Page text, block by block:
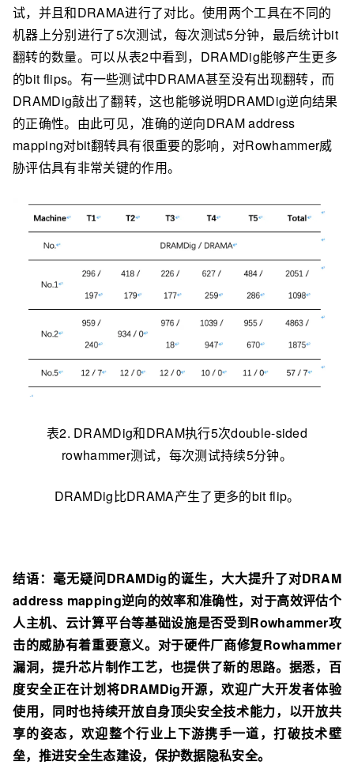
试，并且和DRAMA进行了对比。使用两个工具在不同的
机器上分别进行了5次测试，每次测试5分钟，最后统计bit
翻转的数量。可以从表2中看到，DRAMDig能够产生更多
的bit flips。有一些测试中DRAMA甚至没有出现翻转，而
DRAMDig敲出了翻转，这也能够说明DRAMDig逆向结果
的正确性。由此可见，准确的逆向DRAM address
mapping对bit翻转具有很重要的影响，对Rowhammer威
胁评估具有非常关键的作用。
表2. DRAMDig和DRAM执行5次double-sided
rowhammer测试，每次测试持续5分钟。
DRAMDig比DRAMA产生了更多的bit flip。
结语：毫无疑问DRAMDig的诞生，大大提升了对DRAM
address mapping逆向的效率和准确性，对于高效评估个
人主机、云计算平台等基础设施是否受到Rowhammer攻
击的威胁有着重要意义。对于硬件厂商修复Rowhammer
漏洞，提升芯片制作工艺，也提供了新的思路。据悉，百
度安全正在计划将DRAMDig开源，欢迎广大开发者体验
使用，同时也持续开放自身顶尖安全技术能力，以开放共
享的姿态，欢迎整个行业上下游携手一道，打破技术壁
垒，推进安全生态建设，保护数据隐私安全。